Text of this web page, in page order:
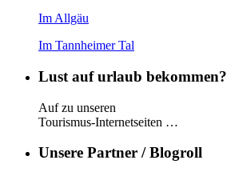
Im Allgäu
Im Tannheimer Tal
Lust auf urlaub bekommen?
Auf zu unseren
Tourismus-Internetseiten …
Unsere Partner / Blogroll